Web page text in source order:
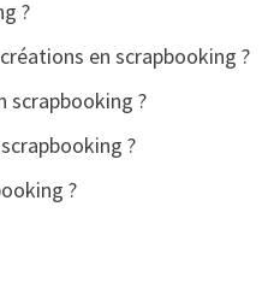
?
en scrapbooking ?
scrapbooking ?
?
?